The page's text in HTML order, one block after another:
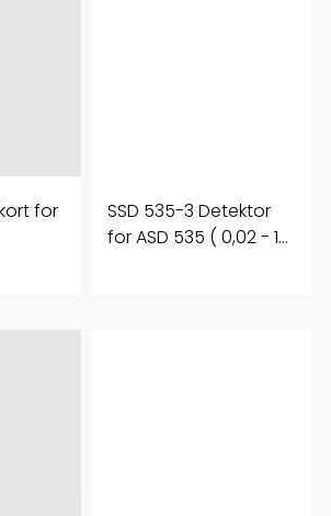
for
SSD 535-3 Detektor
for ASD 535 ( 0,02 - 10